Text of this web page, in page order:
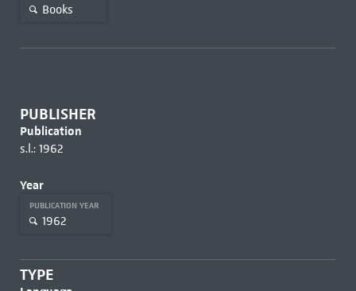
Books
PUBLISHER
Publication
s.l.: 1962
Year
PUBLICATION YEAR
1962
TYPE